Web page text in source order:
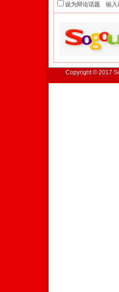
设为辩论话题
Copyright © 2017